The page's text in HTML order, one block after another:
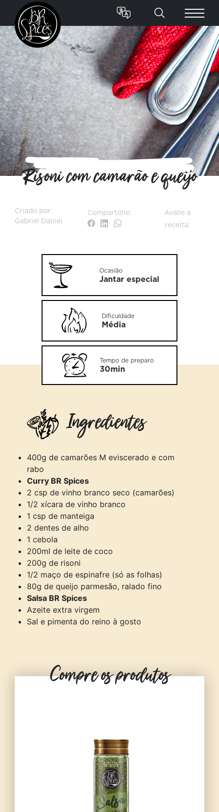
Risoni com camarão e queijo
Criado por:
Gabriel Daniel
Compartilhe:
Avalie a
receita:
Ocasião
Jantar especial
Dificuldade
Média
Tempo de preparo
30min
Ingredientes
400g de camarões M eviscerado e com
rabo
Curry BR Spices
2 csp de vinho branco seco (camarões)
1/2 xícara de vinho branco
1 csp de manteiga
2 dentes de alho
1 cebola
200ml de leite de coco
200g de risoni
1/2 maço de espinafre (só as folhas)
80g de queijo parmesão, ralado fino
Salsa BR Spices
Azeite extra virgem
Sal e pimenta do reino à gosto
Compre os produtos